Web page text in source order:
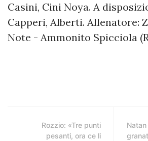
Casini, Cini Noya. A
Capperi, Alberti. Allenatore:
Note - Ammonito Spicciola
Rozzio: «Tre punti
pesanti, ora ce li